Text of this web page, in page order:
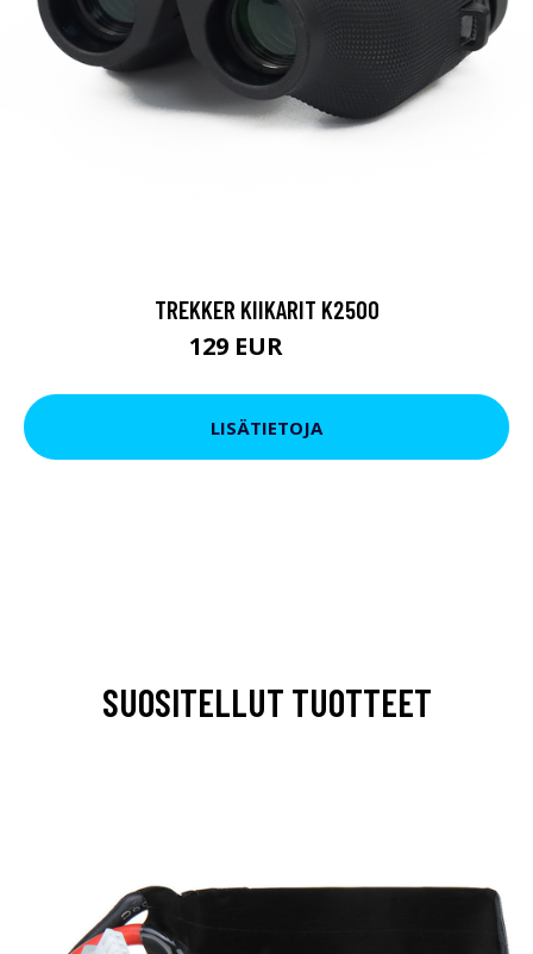
TREKKER KIIKARIT K2500
129 EUR
LISÄTIETOJA
SUOSITELLUT TUOTTEET